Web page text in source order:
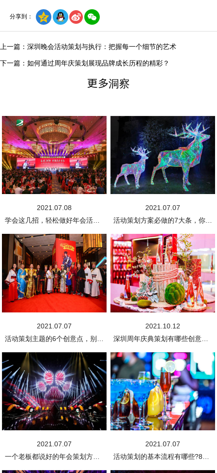
分享到：
上一篇：深圳晚会活动策划与执行：把握每一个细节的艺术
下一篇：如何通过周年庆策划展现品牌成长历程的精彩？
更多洞察
2021.07.08
学会这几招，轻松做好年会活动策划方案
2021.07.07
活动策划方案必做的7大条，你究竟知道多少?
2021.07.07
2021.10.12
2021.07.07
2021.07.07